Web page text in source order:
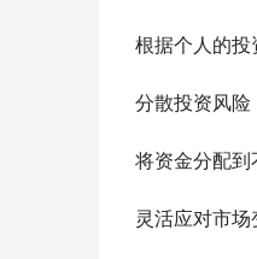
根据个人的投
分散投资风险
将资金分配到
灵活应对市场